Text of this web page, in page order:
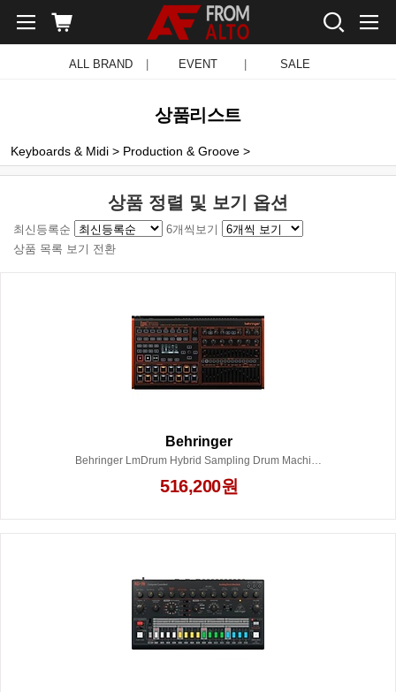
ALL BRAND EVENT SALE
상품리스트
Keyboards & Midi > Production & Groove >
상품 정렬 및 보기 옵션
최신등록순
6개씩보기
상품 목록 보기 전환
Behringer
Behringer LmDrum Hybrid Sampling Drum Machine
516,200원